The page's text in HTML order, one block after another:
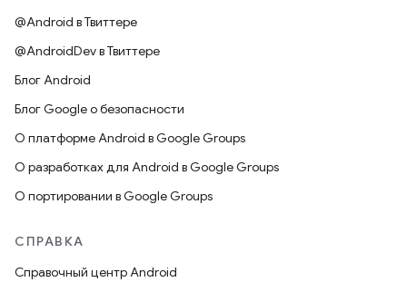
@Android в Твиттере
@AndroidDev в Твиттере
Блог Android
Блог Google о безопасности
О платформе Android в Google Groups
О разработках для Android в Google Groups
О портировании в Google Groups
СПРАВКА
Справочный центр Android